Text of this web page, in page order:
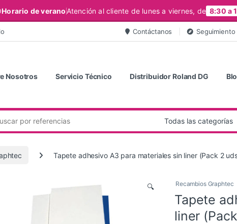
Horario de veranoAtención al cliente de lunes a viernes, de 8:30 a
Contáctanos
Nosotros Servicio Técnico Distribuidor Roland DG
Tapete adhesivo A3 para materiales sin liner (Pack 2
🔍 Recambios Graphtec
Tapete
liner